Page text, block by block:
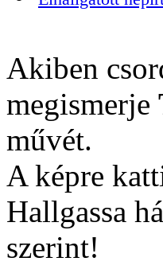
Akiben
megismerje
művét.
A képre
Hallgassa
szerint!